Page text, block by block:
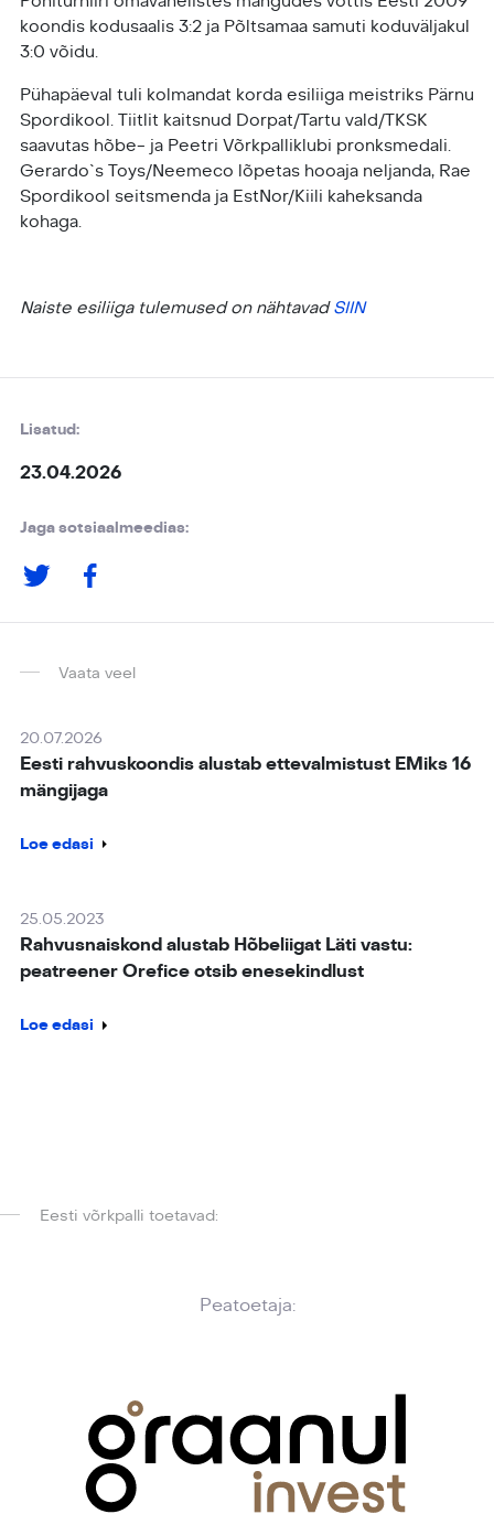
koondis kodusaalis 3:2 ja Põltsamaa samuti koduväljakul
3:0 võidu.
Pühapäeval tuli kolmandat korda esiliiga meistriks Pärnu
Spordikool. Tiitlit kaitsnud Dorpat/Tartu vald/TKSK
saavutas hõbe- ja Peetri Võrkpalliklubi pronksmedali.
Gerardo`s Toys/Neemeco lõpetas hooaja neljanda, Rae
Spordikool seitsmenda ja EstNor/Kiili kaheksanda
kohaga.
Naiste esiliiga tulemused on nähtavadSIIN
Lisatud:
23.04.2026
Jaga sotsiaalmeedias:
Vaata veel
20.07.2026
Eesti rahvuskoondis alustab ettevalmistust EMiks 16
mängijaga
Loe edasi
25.05.2023
Rahvusnaiskond alustab Hõbeliigat Läti vastu:
peatreener Orefice otsib enesekindlust
Loe edasi
Eesti võrkpalli toetavad:
Peatoetaja: